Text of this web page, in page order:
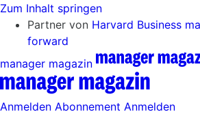
Zum Inhalt springen
Partner von Harvard Business
forward
manager magazin
Anmelden Abonnement Anmelden